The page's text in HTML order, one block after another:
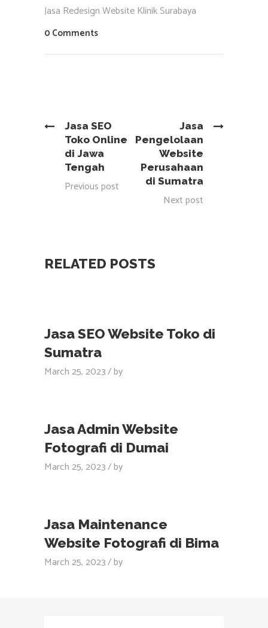
Jasa Redesign Website Klinik Surabaya
0 Comments
Jasa SEO
Toko Online
di Jawa
Tengah
Previous post
Jasa
Pengelolaan
Website
Perusahaan
di Sumatra
Next post
RELATED POSTS
Jasa SEO Website Toko di
Sumatra
March 25, 2023 by
Jasa Admin Website
Fotografi di Dumai
March 25, 2023 by
Jasa Maintenance
Website Fotografi di Bima
March 25, 2023 by